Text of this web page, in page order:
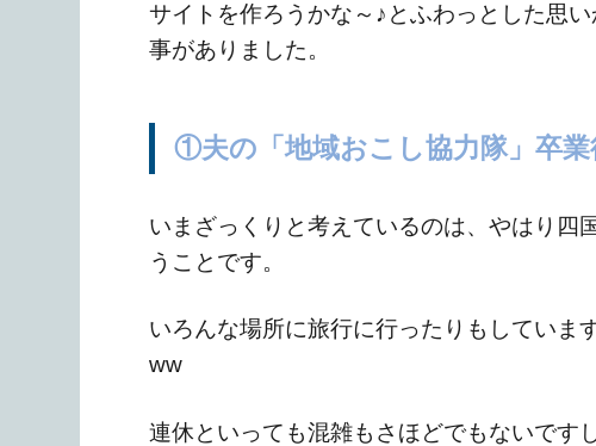
サイトを作ろうかな～♪とふわっとした思
事がありました。
①夫の「地域おこし協力隊」卒
いまざっくりと考えているのは、やはり四
うことです。
いろんな場所に旅行に行ったりもしていま
ww
連休といっても混雑もさほどでもないです